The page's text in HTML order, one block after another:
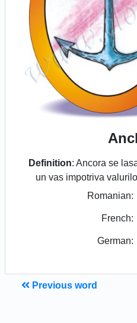
Definition: Ancora se
un vas impotriva
Romanian:
French:
German:
Previous word